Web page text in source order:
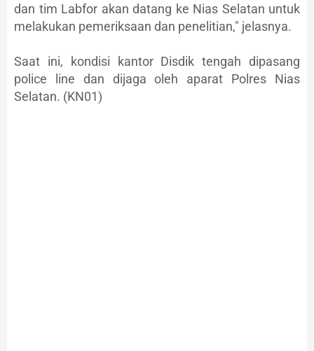
dan tim Labfor akan datang ke Nias Selatan untuk
melakukan pemeriksaan dan penelitian," jelasnya.
Saat ini, kondisi kantor Disdik tengah dipasang
police line dan dijaga oleh aparat Polres Nias
Selatan. (KN01)